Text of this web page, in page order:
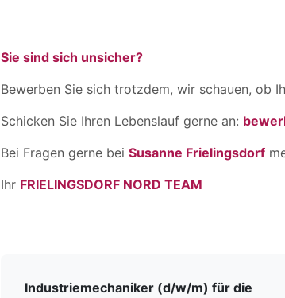
Sie sind sich unsicher?
Bewerben Sie sich trotzdem, wir schauen, ob
Schicken Sie Ihren Lebenslauf gerne an:
Bei Fragen gerne bei Susanne Frielingsdorf
Ihr FRIELINGSDORF NORD TEAM
Industriemechaniker (d/w/m) für die